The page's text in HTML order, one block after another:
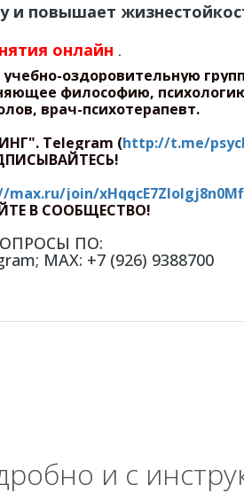
и повышает
онлайн .
оздоровительную
философию,
врач-психотерапевт.
Telegram (http://t.me/
join/
В СООБЩЕСТВО!
ПО:
МАХ: +7 (926) 9388700
и с